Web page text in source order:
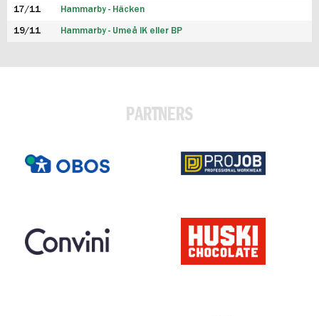
17/11 Hammarby - Häcken
19/11 Hammarby - Umeå IK eller BP
PARTNERS